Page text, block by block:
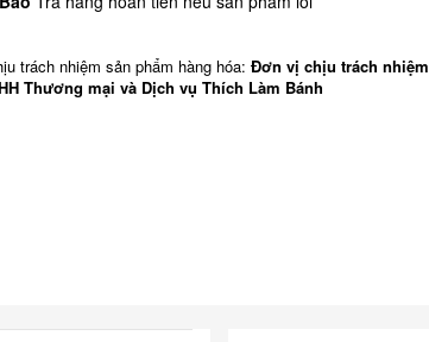
trách nhiệm sản phẩm hàng hóa: Đơn vị chịu trách nhiệm
Thương mại và Dịch vụ Thích Làm Bánh